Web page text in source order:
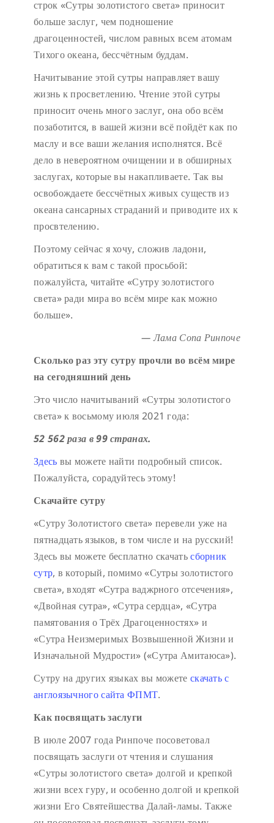
строк «Сутры золотистого света» приносит
больше заслуг, чем подношение
драгоценностей, числом равных всем атомам
Тихого океана, бессчётным буддам.
Начитывание этой сутры направляет вашу
жизнь к просветлению. Чтение этой сутры
приносит очень много заслуг, она обо всём
позаботится, в вашей жизни всё пойдёт как по
маслу и все ваши желания исполнятся. Всё
дело в невероятном очищении и в обширных
заслугах, которые вы накапливаете. Так вы
освобождаете бессчётных живых существ из
океана сансарных страданий и приводите их к
просвтелению.
Поэтому сейчас я хочу, сложив ладони,
обратиться к вам с такой просьбой:
пожалуйста, читайте «Сутру золотистого
света» ради мира во всём мире как можно
больше».
— Лама Сопа Ринпоче
Сколько раз эту сутру прочли во всём мире
на сегодняшний день
Это число начитываний «Сутры золотистого
света» к восьмому июля 2021 года:
52 562 раза в 99 странах.
Здесь вы можете найти подробный список.
Пожалуйста, сорадуйтесь этому!
Скачайте сутру
«Сутру Золотистого света» перевели уже на
пятнадцать языков, в том числе и на русский!
Здесь вы можете бесплатно скачатьсборник
сутр, в который, помимо «Сутры золотистого
света», входят «Сутра ваджрного отсечения»,
«Двойная сутра», «Сутра сердца», «Сутра
памятования о Трёх Драгоценностях» и
«Сутра Неизмеримых Возвышенной Жизни и
Изначальной Мудрости» («Сутра Амитаюса»).
Сутру на других языках вы можете скачать с
англоязычного сайта ФПМТ.
Как посвящать заслуги
В июле 2007 года Ринпоче посоветовал
посвящать заслуги от чтения и слушания
«Сутры золотистого света» долгой и крепкой
жизни всех гуру, и особенно долгой и крепкой
жизни Его Святейшества Далай-ламы. Также